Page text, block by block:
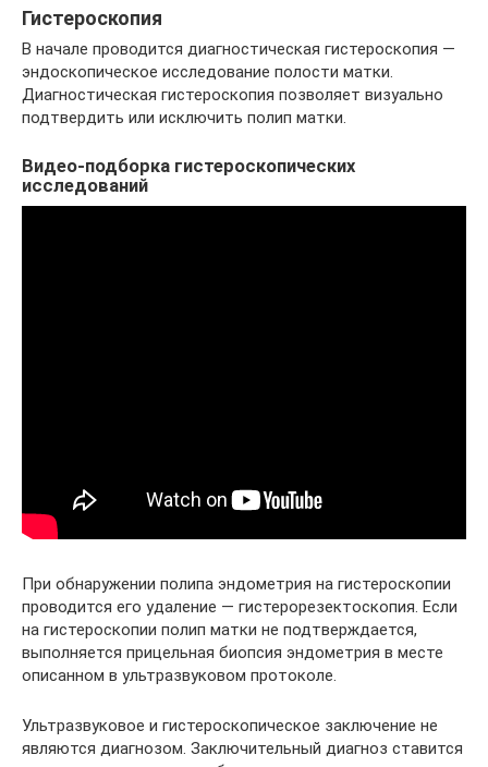
Гистероскопия
В начале проводится диагностическая гистероскопия —
эндоскопическое исследование полости матки.
Диагностическая гистероскопия позволяет визуально
подтвердить или исключить полип матки.
Видео-подборка гистероскопических
исследований
При обнаружении полипа эндометрия на гистероскопии
проводится его удаление — гистерорезектоскопия. Если
на гистероскопии полип матки не подтверждается,
выполняется прицельная биопсия эндометрия в месте
описанном в ультразвуковом протоколе.
Ультразвуковое и гистероскопическое заключение не
являются диагнозом. Заключительный диагноз ставится